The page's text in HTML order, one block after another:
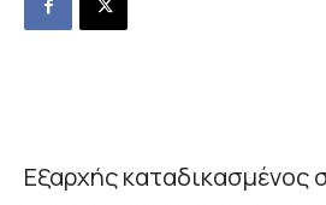
Εξαρχής καταδικασμένος